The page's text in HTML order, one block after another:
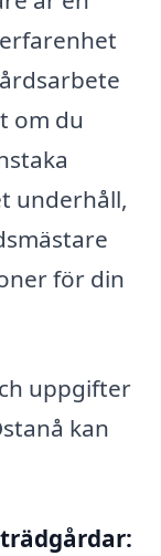
om du
underhåll,
för din
uppgifter
kan